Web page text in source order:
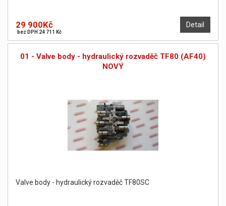
Detail
29 900Kč
bez DPH 24 711 Kč
01 - Valve body - hydraulický rozvaděč TF80 (AF40)
NOVÝ
Valve body - hydraulický rozvaděč TF80SC